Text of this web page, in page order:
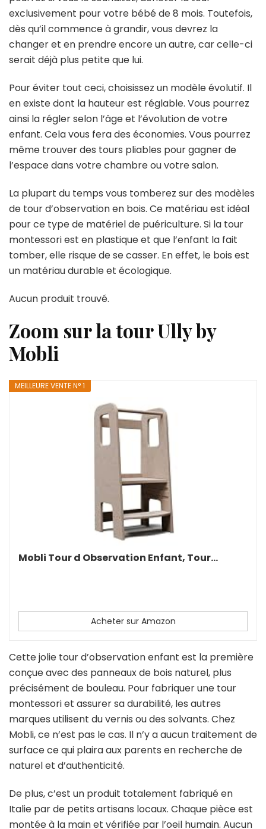
exclusivement pour votre bébé de 8 mois. Toutefois,
dès qu’il commence à grandir, vous devrez la
changer et en prendre encore un autre, car celle-ci
serait déjà plus petite que lui.
Pour éviter tout ceci, choisissez un modèle évolutif. Il
en existe dont la hauteur est réglable. Vous pourrez
ainsi la régler selon l’âge et l’évolution de votre
enfant. Cela vous fera des économies. Vous pourrez
même trouver des tours pliables pour gagner de
l’espace dans votre chambre ou votre salon.
La plupart du temps vous tomberez sur des modèles
de tour d’observation en bois. Ce matériau est idéal
pour ce type de matériel de puériculture. Si la tour
montessori est en plastique et que l’enfant la fait
tomber, elle risque de se casser. En effet, le bois est
un matériau durable et écologique.
Aucun produit trouvé.
Zoom sur la tour Ully by
Mobli
MEILLEURE VENTE N° 1
Mobli Tour d Observation Enfant, Tour...
Acheter sur Amazon
Cette jolie tour d’observation enfant est la première
conçue avec des panneaux de bois naturel, plus
précisément de bouleau. Pour fabriquer une tour
montessori et assurer sa durabilité, les autres
marques utilisent du vernis ou des solvants. Chez
Mobli, ce n’est pas le cas. Il n’y a aucun traitement de
surface ce qui plaira aux parents en recherche de
naturel et d’authenticité.
De plus, c’est un produit totalement fabriqué en
Italie par de petits artisans locaux. Chaque pièce est
montée à la main et vérifiée par l’oeil humain. Aucun